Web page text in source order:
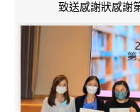
致送感謝狀感謝